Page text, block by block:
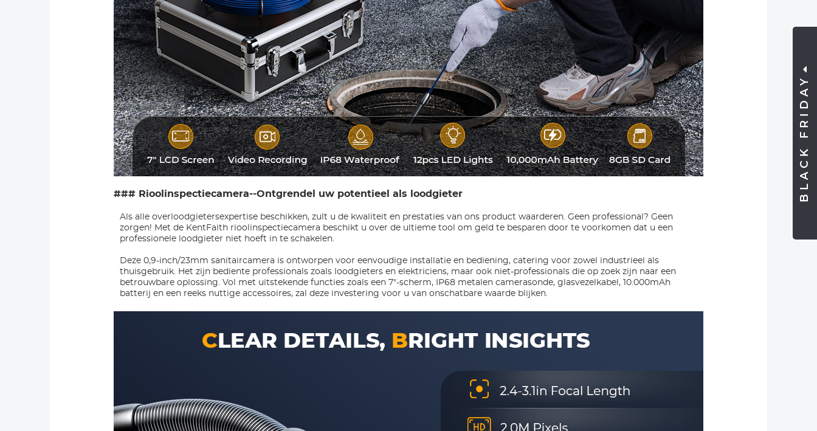
### Rioolinspectiecamera--Ontgrendel uw potentieel als loodgieter
Als alle overloodgietersexpertise beschikken, zult u de kwaliteit en prestaties van ons product waarderen. Geen professional? Geen
zorgen! Met de KentFaith rioolinspectiecamera beschikt u over de ultieme tool om geld te besparen door te voorkomen dat u een
professionele loodgieter niet hoeft in te schakelen.
Deze 0,9-inch/23mm sanitaircamera is ontworpen voor eenvoudige installatie en bediening, catering voor zowel industrieel als
thuisgebruik. Het zijn bediente professionals zoals loodgieters en elektriciens, maar ook niet-professionals die op zoek zijn naar een
betrouwbare oplossing. Vol met uitstekende functies zoals een 7"-scherm, IP68 metalen camerasonde, glasvezelkabel, 10.000mAh
batterij en een reeks nuttige accessoires, zal deze investering voor u van onschatbare waarde blijken.
BLACK FRIDAY